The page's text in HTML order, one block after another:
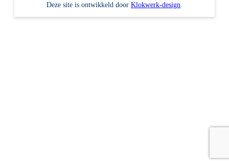
Deze site is ontwikkeld door Klokwerk-design.